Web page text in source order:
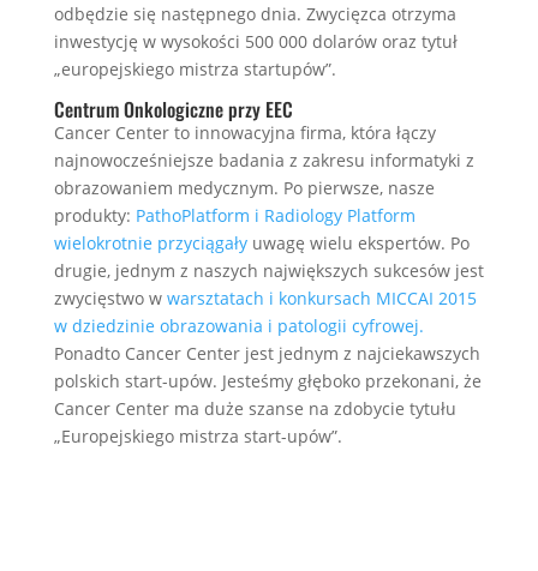
odbędzie się następnego dnia. Zwycięzca otrzyma
inwestycję w wysokości 500 000 dolarów oraz tytuł
„europejskiego mistrza startupów”.
Centrum Onkologiczne przy EEC
Cancer Center to innowacyjna firma, która łączy
najnowocześniejsze badania z zakresu informatyki z
obrazowaniem medycznym. Po pierwsze, nasze
produkty: PathoPlatform i Radiology Platform
wielokrotnie przyciągały uwagę wielu ekspertów. Po
drugie, jednym z naszych największych sukcesów jest
zwycięstwo w warsztatach i konkursach MICCAI 2015
w dziedzinie obrazowania i patologii cyfrowej.
Ponadto Cancer Center jest jednym z najciekawszych
polskich start-upów. Jesteśmy głęboko przekonani, że
Cancer Center ma duże szanse na zdobycie tytułu
„Europejskiego mistrza start-upów”.